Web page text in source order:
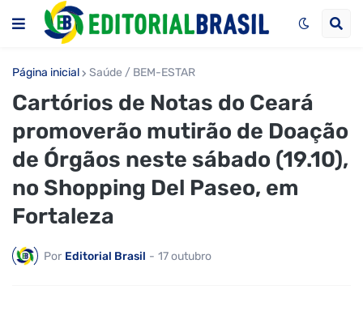
Página inicial Saúde / BEM-ESTAR
Cartórios de Notas do Ceará
promoverão mutirão de Doação
de Órgãos neste sábado (19.10),
no Shopping Del Paseo, em
Fortaleza
Por Editorial Brasil - 17 outubro